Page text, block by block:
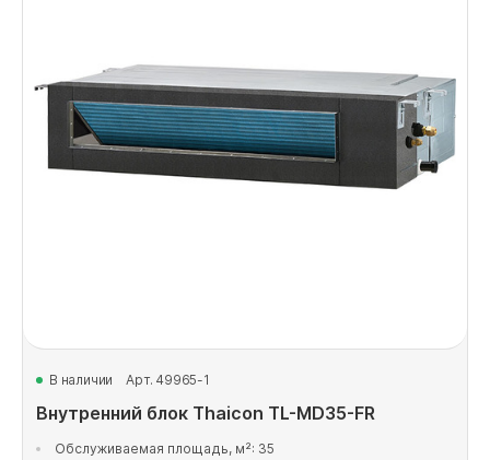
В наличии Арт. 49965-1
Внутренний блок Thaicon TL-MD35-FR
Обслуживаемая площадь, м²: 35